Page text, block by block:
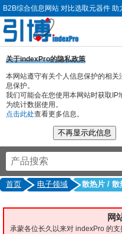
B2B综合信息网站 对比选取元器件 助
关于indexPro的隐私政策
本网站遵守有关个人信息保护的相
息保护。
我们可能会在您使用本网站时获取
为统计数据使用。
点击此处查看更多信息。
首页 电子领域 散热片 / 散
网
承蒙各位长久以来对 indexPro 的支